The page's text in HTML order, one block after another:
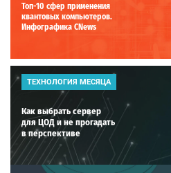
Топ-10 сфер применения
квантовых компьютеров.
Инфографика CNews
ТЕХНОЛОГИЯ МЕСЯЦА
Как выбрать сервер
для ЦОД и не прогадать
в перспективе